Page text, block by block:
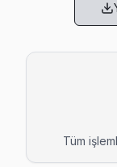
Çağlayan
Çeliktepe
Yumatu
Yumatu
Emniyet
Tüm